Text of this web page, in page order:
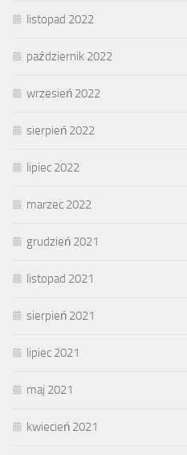
listopad 2022
październik 2022
wrzesień 2022
sierpień 2022
lipiec 2022
marzec 2022
grudzień 2021
listopad 2021
sierpień 2021
lipiec 2021
maj 2021
kwiecień 2021